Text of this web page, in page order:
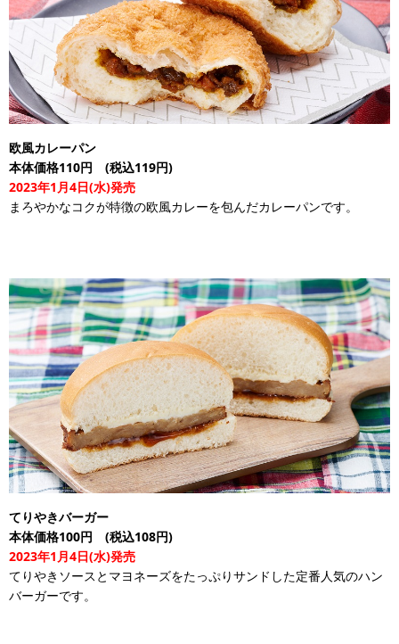
欧風カレーパン
本体価格110円 (税込119円)
2023年1月4日(水)発売
まろやかなコクが特徴の欧風カレーを包んだカレーパンです。
てりやきバーガー
本体価格100円 (税込108円)
2023年1月4日(水)発売
てりやきソースとマヨネーズをたっぷりサンドした定番人気のハン
バーガーです。